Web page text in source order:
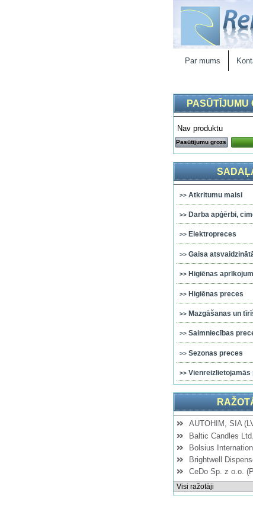
Par mums
PASŪTĪJUMU
Nav produktu
Pasūtījumu grozs
Atkritumu maisi
Darba apģērbi,
Elektropreces
Gaisa
Higiēnas
Higiēnas preces
Mazgāšanas un
Saimniecības
Sezonas preces
AUTOHIM, SIA
Baltic Candles
Bolsius
Brightwell
CeDo Sp. z o.o.
LDPE... LDPE...